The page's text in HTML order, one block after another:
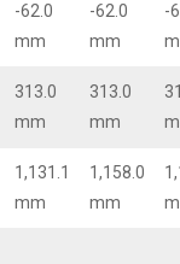
-62.0
mm
-62.0
mm
-
313.0
mm
313.0
mm
1,131.1
mm
1,158.0
mm